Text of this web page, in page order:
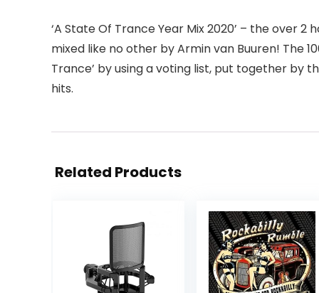
‘A State Of Trance Year Mix 2020’ – the over
mixed like no other by Armin van Buuren! The
Trance’ by using a voting list, put together by
hits.
Related Products